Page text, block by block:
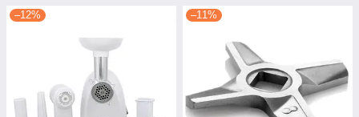
–12% –11%